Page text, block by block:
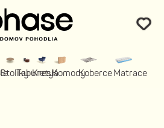
StolíkyTaburety
KresláKomodyKoberceMatrace